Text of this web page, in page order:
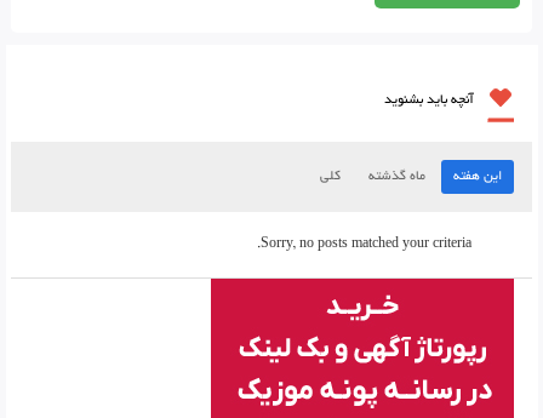
آنچه باید بشنوید
این هفته ماه گذشته کلی
Sorry, no posts matched your criteria.